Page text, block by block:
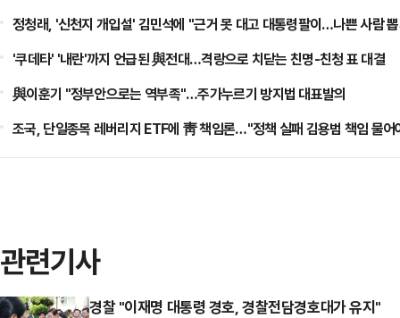
정청래, '신천지 개입설' 김민석에 "근거 못 대고 대통령팔이…나쁜 사람
'쿠데타' '내란'까지 언급된 與전대…격랑으로 치닫는 친명-친청 표 대결
與이훈기 "정부안으로는 역부족"…주가누르기 방지법 대표발의
조국, 단일종목 레버리지 ETF에 靑 책임론…"정책 실패 김용범 책임 물어
관련기사
경찰 "이재명 대통령 경호, 경찰전담경호대가 유지"